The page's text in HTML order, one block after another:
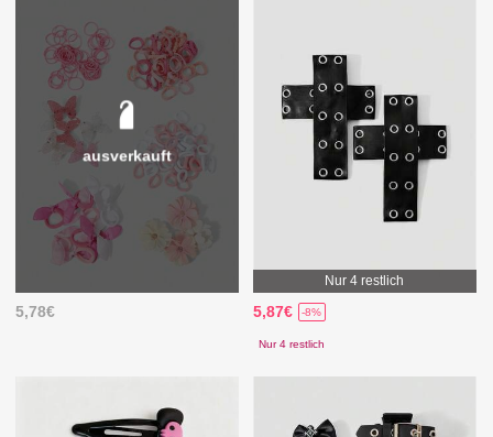
ausverkauft
5,78€
Nur 4 restlich
5,87€ -8%
Nur 4 restlich